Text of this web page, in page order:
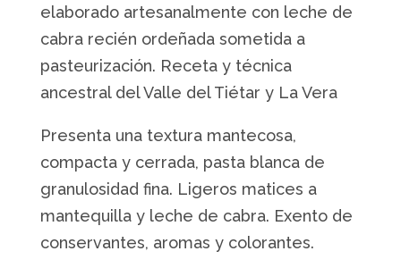
pimentón
Alvarea
Cabrero
cantidad
elaborado artesanalmente con leche de
cabra recién ordeñada sometida a
pasteurización. Receta y técnica
ancestral del Valle del Tiétar y La Vera
Presenta una textura mantecosa,
compacta y cerrada, pasta blanca de
granulosidad fina. Ligeros matices a
mantequilla y leche de cabra. Exento de
conservantes, aromas y colorantes.